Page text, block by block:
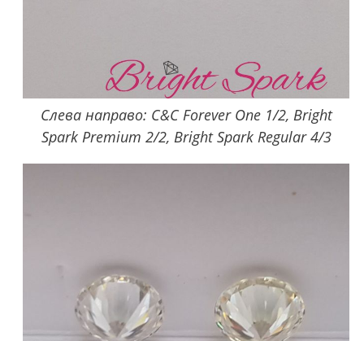
Слева направо: C&C Forever One 1/2, Bright
Spark Premium 2/2, Bright Spark Regular 4/3